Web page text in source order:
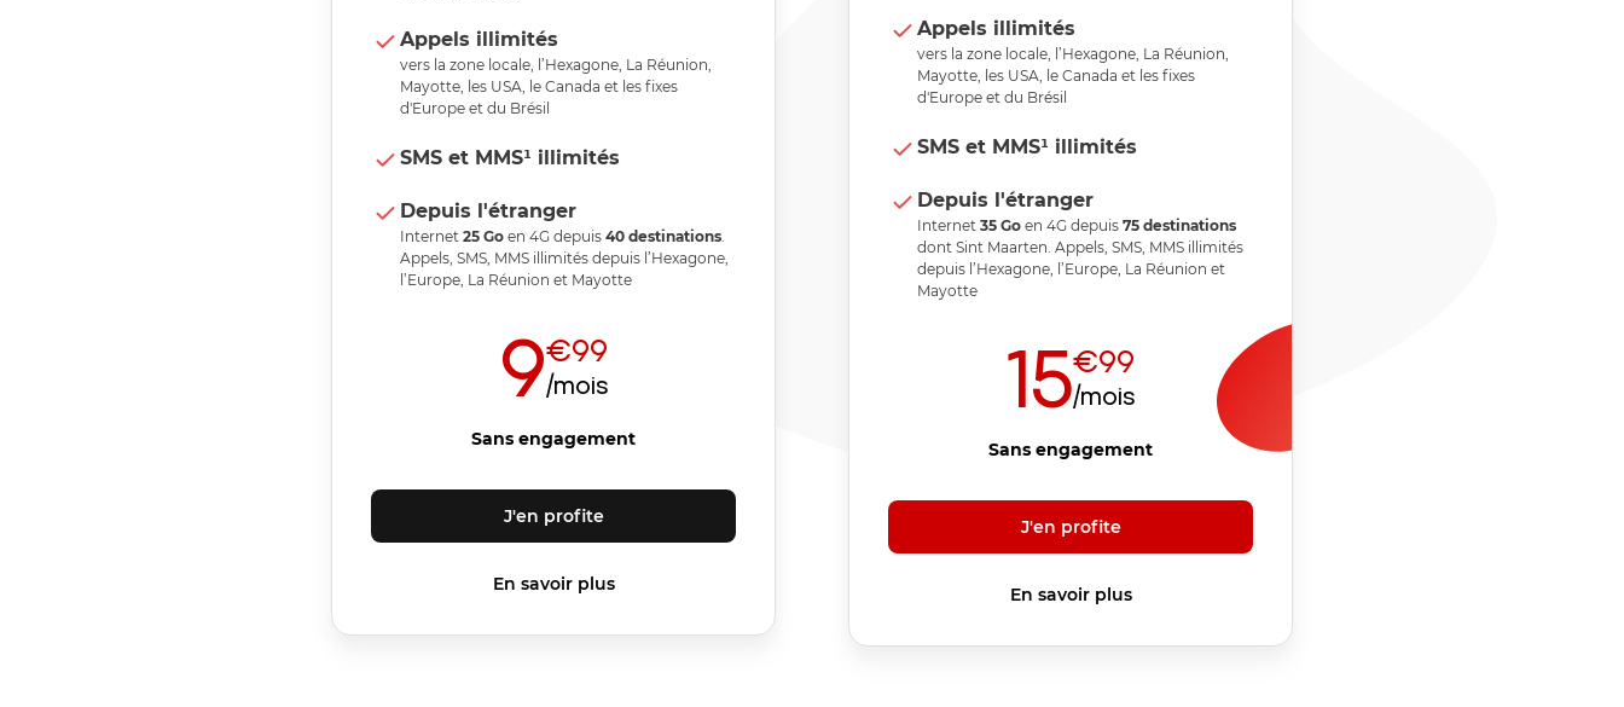
Appels illimités
vers la zone locale, l’Hexagone, La Réunion,
Mayotte, les USA, le Canada et les fixes
d'Europe et du Brésil
SMS et MMS¹ illimités
Depuis l'étranger
Internet 25 Go en 4G depuis 40 destinations
Appels, SMS, MMS illimités depuis l’Hexagone,
l’Europe, La Réunion et Mayotte
9€99
/mois
Sans engagement
J'en profite
En savoir plus
Appels illimités
vers la zone locale, l’Hexagone, La Réunion,
Mayotte, les USA, le Canada et les fixes
d'Europe et du Brésil
SMS et MMS¹ illimités
Depuis l'étranger
Internet 35 Go en 4G depuis 75 destinations
dont Sint Maarten . Appels, SMS, MMS illimités
depuis l’Hexagone, l’Europe, La Réunion et
Mayotte
15€99
/mois
Sans engagement
J'en profite
En savoir plus